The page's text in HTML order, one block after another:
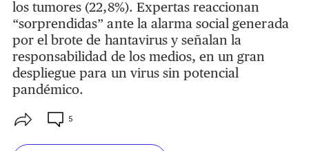
los tumores (22,8%). Expertas reaccionan
“sorprendidas” ante la alarma social generada
por el brote de hantavirus y señalan la
responsabilidad de los medios, en un gran
despliegue para un virus sin potencial
pandémico.
5